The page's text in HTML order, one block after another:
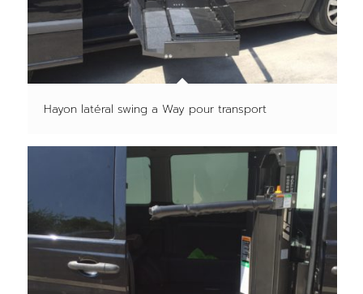
Hayon latéral swing a Way pour transport